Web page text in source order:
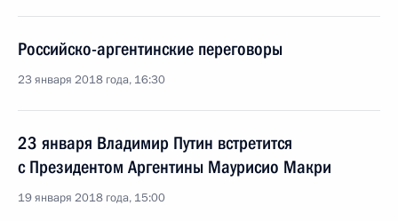
Российско-аргентинские переговоры
23 января 2018 года, 16:30
23 января Владимир Путин встретится
с Президентом Аргентины Маурисио Макри
19 января 2018 года, 15:00